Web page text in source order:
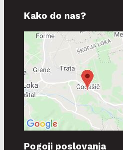
Kako do nas?
Pogoji poslovanja